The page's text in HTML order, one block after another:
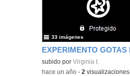
Contenido educativo.
subido porVirginia I.
33 imágenes
-hace un año -2 visualizaciones